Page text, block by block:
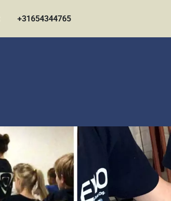
+31654344765